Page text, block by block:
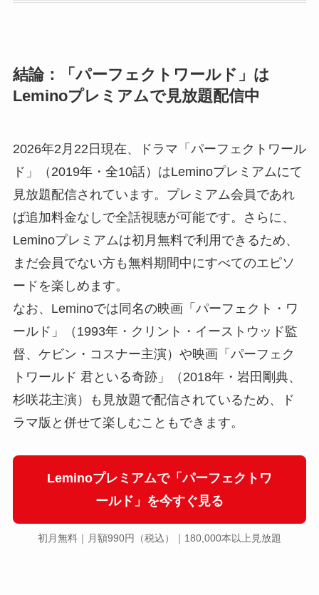
結論：「パーフェクトワールド」は
Leminoプレミアムで見放題配信中
2026年2月22日現在、ドラマ「パーフェクトワール
ド」（2019年・全10話）はLeminoプレミアムにて
見放題配信されています。プレミアム会員であれ
ば追加料金なしで全話視聴が可能です。さらに、
Leminoプレミアムは初月無料で利用できるため、
まだ会員でない方も無料期間中にすべてのエピソ
ードを楽しめます。
なお、Leminoでは同名の映画「パーフェクト・ワ
ールド」（1993年・クリント・イーストウッド監
督、ケビン・コスナー主演）や映画「パーフェク
トワールド 君といる奇跡」（2018年・岩田剛典、
杉咲花主演）も見放題で配信されているため、ド
ラマ版と併せて楽しむこともできます。
Leminoプレミアムで「パーフェクトワ
ールド」を今すぐ見る
初月無料｜月額990円（税込）｜180,000本以上見放題